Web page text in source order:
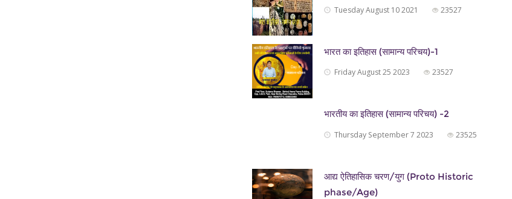
Tuesday August 10 2021 23527
भारत का इतिहास (सामान्य परिचय)-1
Friday August 25 2023 23527
भारतीय का इतिहास (सामान्य परिचय) -2
Thursday September 7 2023 23525
आद्य ऐतिहासिक चरण/युग (Proto Historic
phase/Age)